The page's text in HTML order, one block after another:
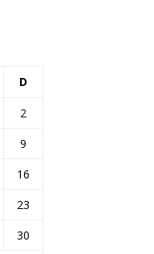
D
2
9
16
23
30